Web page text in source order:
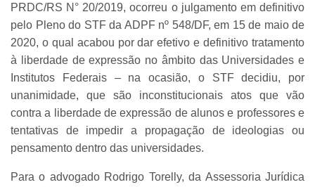
PRDC/RS N° 20/2019, ocorreu o julgamento em definitivo
pelo Pleno do STF da ADPF nº 548/DF, em 15 de maio de
2020, o qual acabou por dar efetivo e definitivo tratamento
à liberdade de expressão no âmbito das Universidades e
Institutos Federais – na ocasião, o STF decidiu, por
unanimidade, que são inconstitucionais atos que vão
contra a liberdade de expressão de alunos e professores e
tentativas de impedir a propagação de ideologias ou
pensamento dentro das universidades.
Para o advogado Rodrigo Torelly, da Assessoria Jurídica